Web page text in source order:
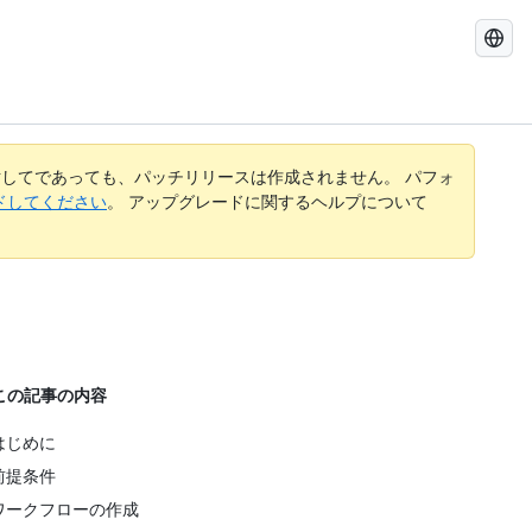
GitHub
検
索
てであっても、パッチリリースは作成されません。 パフォ
してください。 アップグレードに関するヘルプについて
の記事の内容
じめに
提条件
ークフローの作成